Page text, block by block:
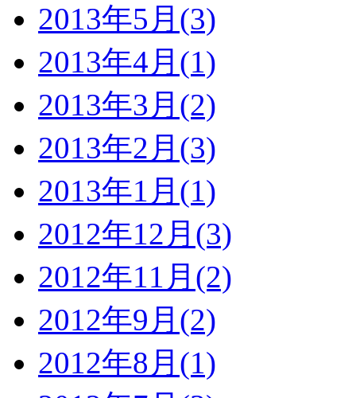
2013年5月(3)
2013年4月(1)
2013年3月(2)
2013年2月(3)
2013年1月(1)
2012年12月(3)
2012年11月(2)
2012年9月(2)
2012年8月(1)